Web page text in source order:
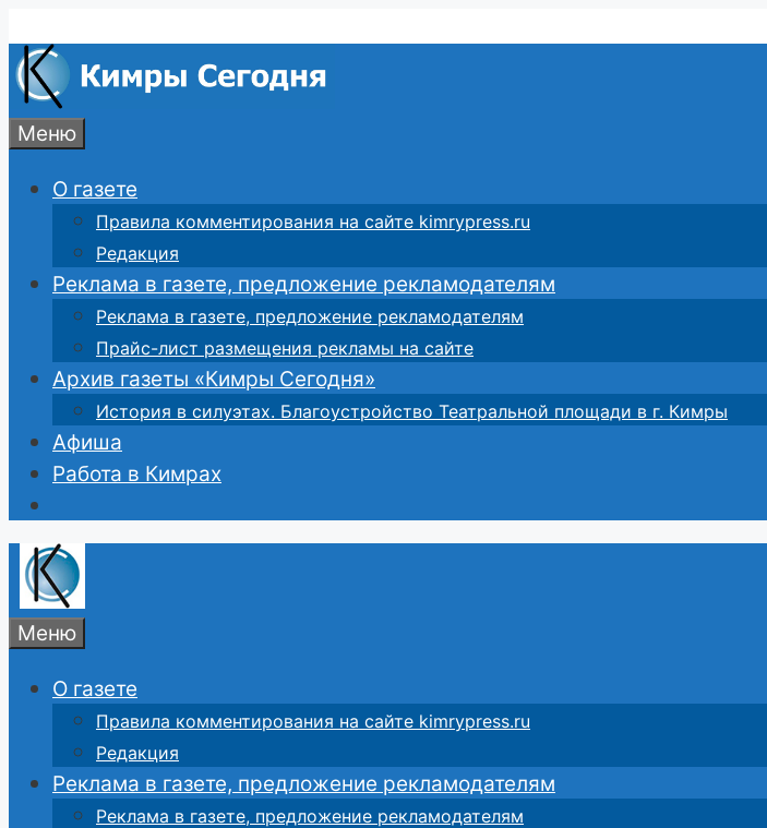
к
содержимому
Меню
О газете
Правила комментирования на сайте kimrypress.ru
Редакция
Реклама в газете, предложение рекламодателям
Реклама в газете, предложение рекламодателям
Прайс-лист размещения рекламы на сайте
Архив газеты «Кимры Сегодня»
История в силуэтах. Благоустройство Театральной площади в г. Кимры
Афиша
Работа в Кимрах
Меню
О газете
Правила комментирования на сайте kimrypress.ru
Редакция
Реклама в газете, предложение рекламодателям
Реклама в газете, предложение рекламодателям